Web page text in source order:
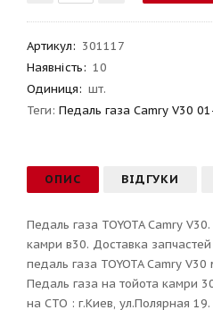
Артикул: 301117
Наявність: 10
Одиниця: шт.
Теги: Педаль газа Camry V30
ОПИС ВІДГУКИ
Педаль газа TOYOTA Camry
камри в30. Доставка
педаль газа TOYOTA Camry
Педаль газа на тойота камри
на СТО : г.Киев, ул.Полярная